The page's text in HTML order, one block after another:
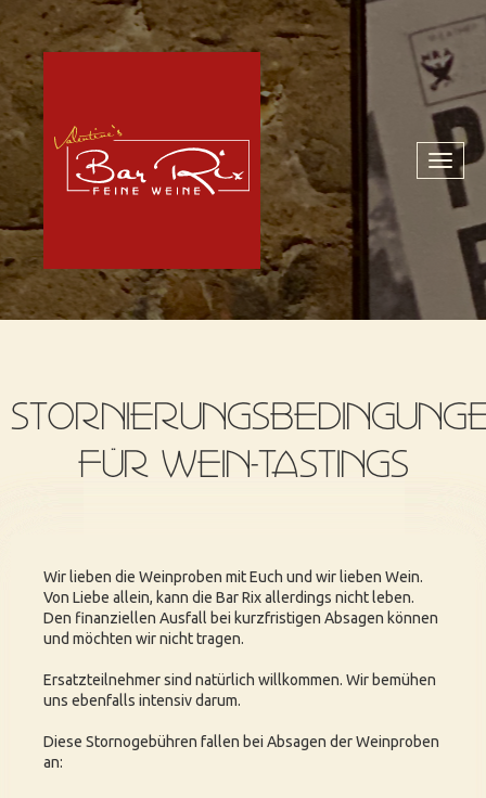
Toggle
FÜR WEIN-TASTINGS
Wir lieben die Weinproben mit Euch und wir lieben Wein.
Von Liebe allein, kann die Bar Rix allerdings nicht leben.
Den finanziellen Ausfall bei kurzfristigen Absagen können
und möchten wir nicht tragen.
Ersatzteilnehmer sind natürlich willkommen. Wir bemühen
uns ebenfalls intensiv darum.
Diese Stornogebühren fallen bei Absagen der Weinproben
an: